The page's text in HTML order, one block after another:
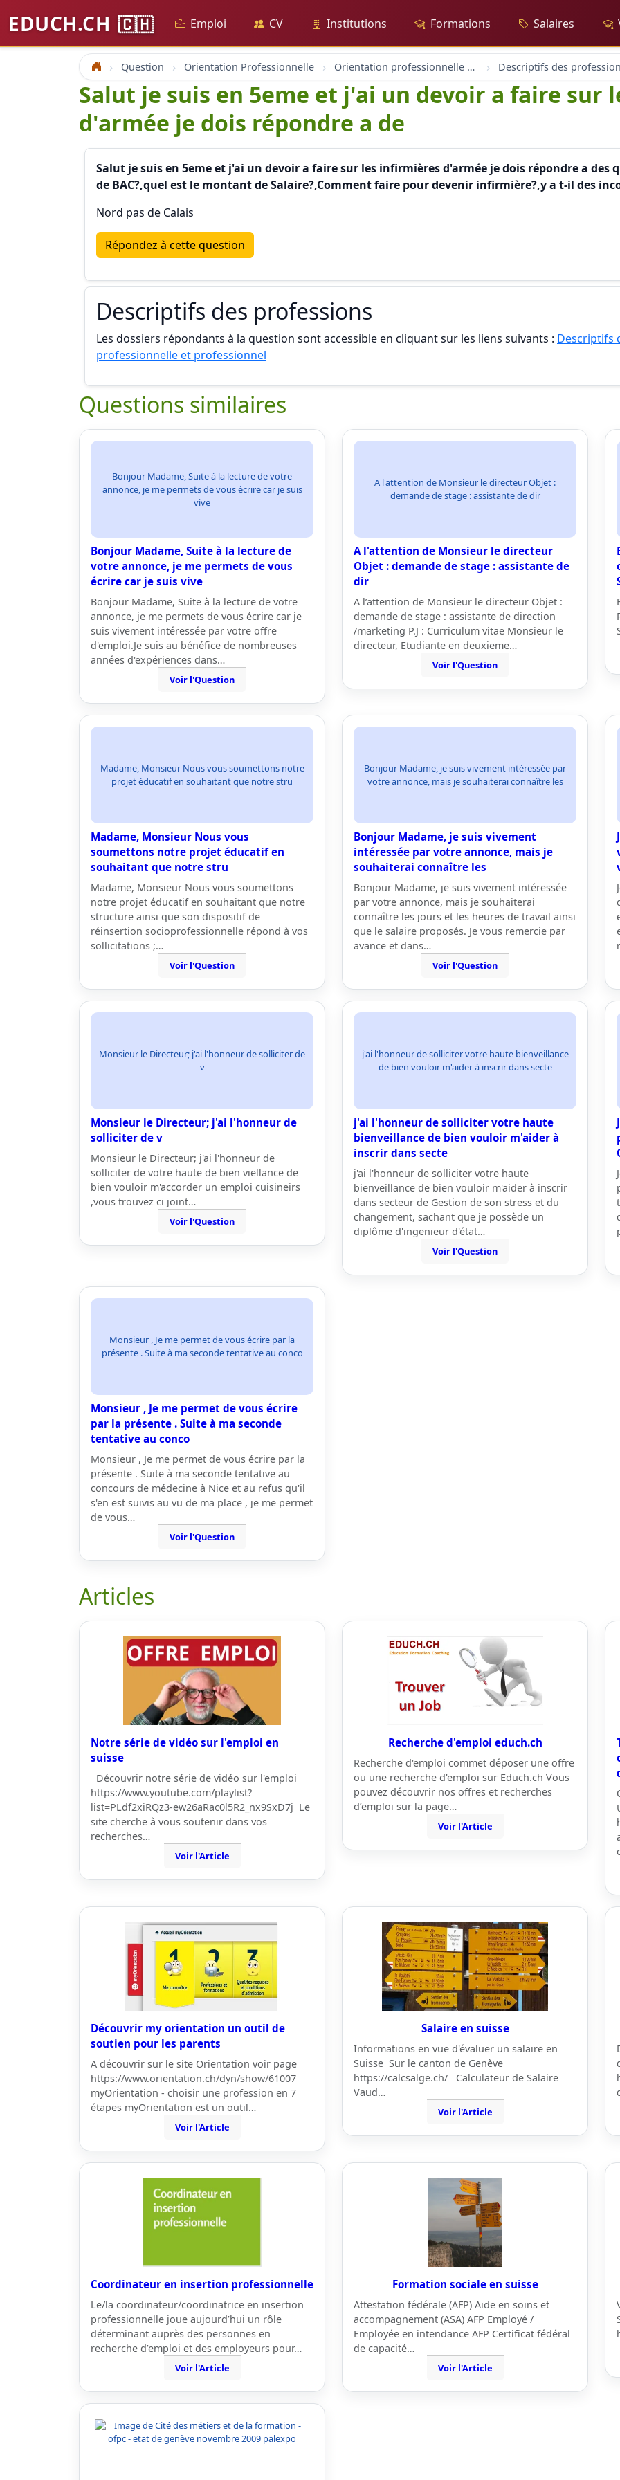
EDUCH.CH 🇨🇭 Emploi CV Institutions Formations Salaires
Accueil Question Orientation Professionnelle Orientation professionnelle et professionnel Descriptifs des
Salut je suis en 5eme et j'ai un devoir a faire sur
d'armée je dois répondre a de
Salut je suis en 5eme et j'ai un devoir a faire sur les infirmières d'armée je dois répondre a des
de BAC?,quel est le montant de Salaire?,Comment faire pour devenir infirmière?,y a t-il des
Nord pas de Calais
Répondez à cette question
Descriptifs des professions
Les dossiers répondants à la question sont accessible en cliquant sur les liens suivants : Descriptifs
professionnelle et professionnel
Questions similaires
Bonjour Madame, Suite à la lecture de votre
annonce, je me permets de vous écrire car je suis
vive
Bonjour Madame, Suite à la lecture de
votre annonce, je me permets de vous
écrire car je suis vive
Bonjour Madame, Suite à la lecture de votre
annonce, je me permets de vous écrire car je
suis vivement intéressée par votre offre
d'emploi.Je suis au bénéfice de nombreuses
années d'expériences dans…
Voir l'Question
A l'attention de Monsieur le directeur Objet :
demande de stage : assistante de dir
A l'attention de Monsieur le directeur
Objet : demande de stage : assistante de
dir
A l’attention de Monsieur le directeur Objet :
demande de stage : assistante de direction
/marketing P.J : Curriculum vitae Monsieur le
directeur, Etudiante en deuxieme…
Voir l'Question
Madame, Monsieur Nous vous soumettons notre
projet éducatif en souhaitant que notre stru
Madame, Monsieur Nous vous
soumettons notre projet éducatif en
souhaitant que notre stru
Madame, Monsieur Nous vous soumettons
notre projet éducatif en souhaitant que notre
structure ainsi que son dispositif de
réinsertion socioprofessionnelle répond à vos
sollicitations ;…
Voir l'Question
Bonjour Madame, je suis vivement intéressée par
votre annonce, mais je souhaiterai connaître les
Bonjour Madame, je suis vivement
intéressée par votre annonce, mais je
souhaiterai connaître les
Bonjour Madame, je suis vivement intéressée
par votre annonce, mais je souhaiterai
connaître les jours et les heures de travail ainsi
que le salaire proposés. Je vous remercie par
avance et dans…
Voir l'Question
Monsieur le Directeur; j'ai l'honneur de solliciter de
v
Monsieur le Directeur; j'ai l'honneur de
solliciter de v
Monsieur le Directeur; j'ai l'honneur de
solliciter de votre haute de bien viellance de
bien vouloir m'accorder un emploi cuisineirs
,vous trouvez ci joint…
Voir l'Question
j'ai l'honneur de solliciter votre haute bienveillance
de bien vouloir m'aider à inscrir dans secte
j'ai l'honneur de solliciter votre haute
bienveillance de bien vouloir m'aider à
inscrir dans secte
j'ai l'honneur de solliciter votre haute
bienveillance de bien vouloir m'aider à inscrir
dans secteur de Gestion de son stress et du
changement, sachant que je possède un
diplôme d'ingenieur d'état…
Voir l'Question
Monsieur , Je me permet de vous écrire par la
présente . Suite à ma seconde tentative au conco
Monsieur , Je me permet de vous écrire
par la présente . Suite à ma seconde
tentative au conco
Monsieur , Je me permet de vous écrire par la
présente . Suite à ma seconde tentative au
concours de médecine à Nice et au refus qu'il
s'en est suivis au vu de ma place , je me permet
de vous…
Voir l'Question
Articles
Notre série de vidéo sur l'emploi en
suisse
Découvrir notre série de vidéo sur l'emploi
https://www.youtube.com/playlist?
list=PLdf2xiRQz3-ew26aRac0l5R2_nx9SxD7j Le
site cherche à vous soutenir dans vos
recherches…
Voir l'Article
Recherche d'emploi educh.ch
Recherche d'emploi commet déposer une offre
ou une recherche d'emploi sur Educh.ch Vous
pouvez découvrir nos offres et recherches
d’emploi sur la page…
Voir l'Article
Découvrir my orientation un outil de
soutien pour les parents
A découvrir sur le site Orientation voir page
https://www.orientation.ch/dyn/show/61007
myOrientation - choisir une profession en 7
étapes myOrientation est un outil…
Voir l'Article
Salaire en suisse
Informations en vue d'évaluer un salaire en
Suisse Sur le canton de Genève
https://calcsalge.ch/ Calculateur de Salaire
Vaud…
Voir l'Article
Coordinateur en insertion professionnelle
Le/la coordinateur/coordinatrice en insertion
professionnelle joue aujourd’hui un rôle
déterminant auprès des personnes en
recherche d’emploi et des employeurs pour…
Voir l'Article
Formation sociale en suisse
Attestation fédérale (AFP) Aide en soins et
accompagnement (ASA) AFP Employé /
Employée en intendance AFP Certificat fédéral
de capacité…
Voir l'Article